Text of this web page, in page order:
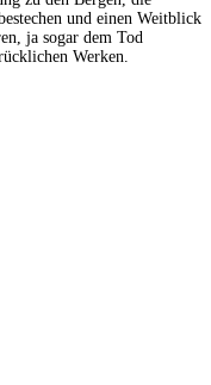
und einen Weitblick
ja sogar dem Tod
Werken.